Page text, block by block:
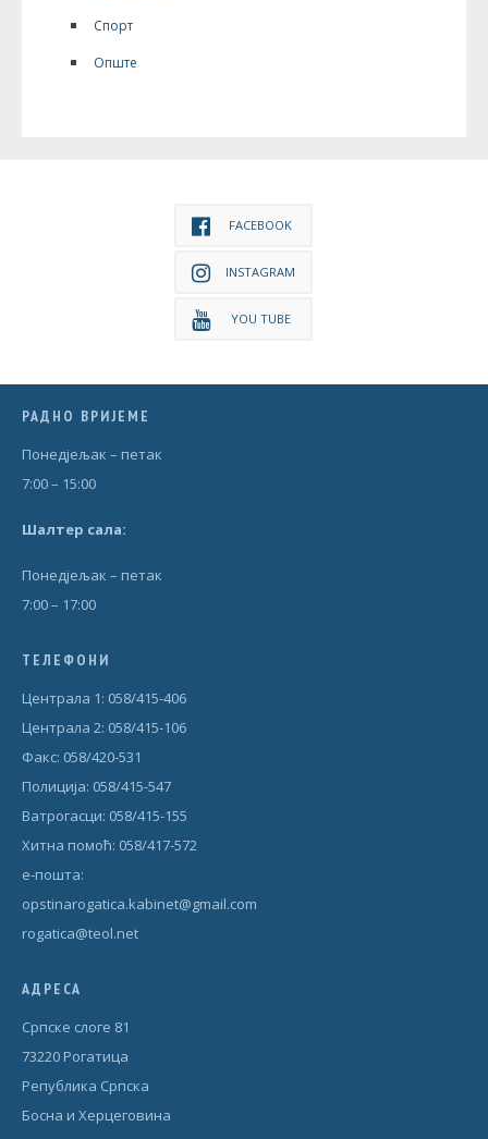
Спорт
Опште
FACEBOOK
INSTAGRAM
YOU TUBE
РАДНО ВРИЈЕМЕ
Понедjељак – петак
7:00 – 15:00
Шалтер сала:
Понедjељак – петак
7:00 – 17:00
ТЕЛЕФОНИ
Централа 1: 058/415-406
Централа 2: 058/415-106
Факс: 058/420-531
Полиција: 058/415-547
Ватрогасци: 058/415-155
Хитна помоћ: 058/417-572
е-пошта:
opstinarogatica.kabinet@gmail.com
rogatica@teol.net
АДРЕСА
Српске слоге 81
73220 Рогатица
Република Српска
Босна и Херцеговина